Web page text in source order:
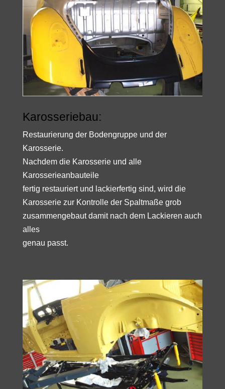
Karosseriebau:
Restaurierung der Bodengruppe und der
Karosserie.
Nachdem die Karosserie und alle
Karosserieanbauteile
fertig restauriert und lackierfertig sind, wird die
Karosserie zur Kontrolle der Spaltmaße grob
zusammengebaut damit nach dem Lackieren auch
alles
genau passt.